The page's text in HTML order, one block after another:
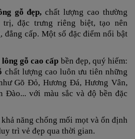
gỗ đẹp,chất lượng cao thường
trị, đặc trưng riêng biệt, tạo nên
đẳng cấp. Một số đặc điểm nổi bật
lông gỗ cao cấp bền đẹp, quý hiếm:
chất lượng cao luôn ưu tiên những
Gõ Đỏ, Hương Đá, Hương Vân,
Đào... với màu sắc và độ bền đặc
năng chống mối mọt và ổn định
trì vẻ đẹp qua thời gian.